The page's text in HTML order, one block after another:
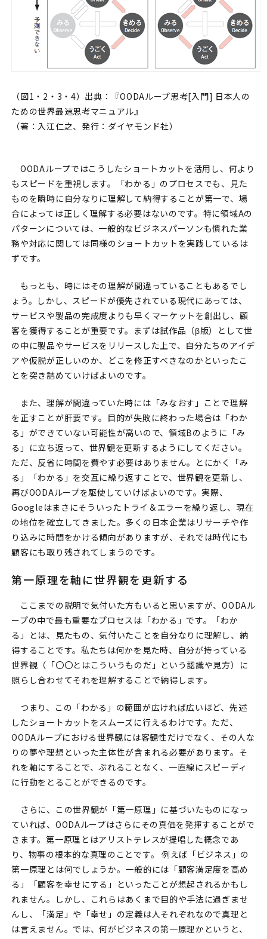
（図1・2・3・4）出典：『OODAループ思考[入門] 日本人の
ための世界最速思考マニュアル』
（著：入江仁之、発行：ダイヤモンド社）
OODAループではこうしたショートカットを活用し、何より
もスピードを重視します。「わかる」のプロセスでも、見た
ものを瞬時に自分なりに理解して納得することが第一で、場
合によっては正しく理解する必要はないのです。特に領域Aの
パターンについては、一般的なビジネスパーソンも慣れた業
務や対応に関しては同様のショートカットを実践しているは
ずです。
もっとも、時にはその理解が間違っていることもあるでし
ょう。しかし、スピードが優先されている現代にあっては、
サービスや製品の完成度よりも早くマーケットを創出し、顧
客を獲得することが重要です。まずは試作品（β版）として世
の中に製品やサービスをリリースした上で、自分たちのアイデ
アや仮説が正しいのか、どこを修正すべきなのかといったこ
とを突き詰めていけばよいのです。
また、理解が間違っていた時には「みなおす」ことで理解
を正すことが肝要です。目的が失敗に終わった場合は「わか
る」ができていない可能性が高いので、領域Bのように「み
る」に立ち返って、世界観を更新するようにしてください。
ただ、反省に時間を費やす必要はありません。とにかく「み
る」「わかる」を交互に繰り返すことで、世界観を更新し、
再びOODAループを駆使していけばよいのです。実際、
Googleはまさにそういったトライ＆エラーを繰り返し、現在
の地位を確立してきました。多くの日本企業はリサーチや作
り込みに時間をかける傾向がありますが、それでは時代にも
顧客にも取り残されてしまうのです。
第一原理を軸に世界観を更新する
ここまでの説明で気付いた方もいると思いますが、OODAル
ープの中で最も重要なプロセスは「わかる」です。「わか
る」とは、見たもの、気付いたことを自分なりに理解し、納
得することです。私たちは何かを見た時、自分が持っている
世界観（「〇〇とはこういうものだ」という認識や見方）に
照らし合わせてそれを理解することで納得します。
つまり、この「わかる」の範囲が広ければ広いほど、先述
したショートカットをスムーズに行えるわけです。ただ、
OODAループにおける世界観には客観性だけでなく、その人な
りの夢や理想といった主体性が含まれる必要があります。そ
れを軸にすることで、ぶれることなく、一直線にスピーディ
に行動をとることができるのです。
さらに、この世界観が「第一原理」に基づいたものになっ
ていれば、OODAループはさらにその真価を発揮することがで
きます。第一原理とはアリストテレスが提唱した概念であ
り、物事の根本的な真理のことです。 例えば「ビジネス」の
第一原理とは何でしょうか。一般的には「顧客満足度を高め
る」「顧客を幸せにする」といったことが想起されるかもし
れません。しかし、これらはあくまで目的や手法に過ぎませ
んし、「満足」や「幸せ」の定義は人それぞれなので真理と
は言えません。では、何がビジネスの第一原理かというと、